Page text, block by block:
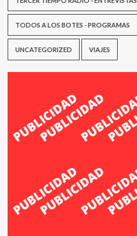
TODOS A LOS BOTES - PROGRAMAS
UNCATEGORIZED VIAJES